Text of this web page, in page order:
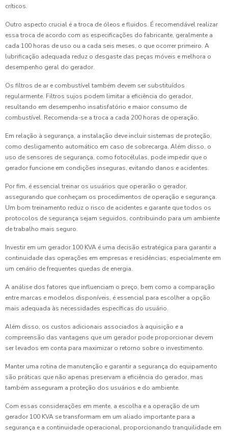
críticos.
Outro aspecto crucial é a troca de óleos e fluidos. É recomendável realizar
essa troca de acordo com as especificações do fabricante, geralmente a
cada 100 horas de uso ou a cada seis meses, o que ocorrer primeiro. A
lubrificação adequada reduz o desgaste das peças móveis e melhora o
desempenho geral do gerador.
Os filtros de ar e combustível também devem ser substituídos
regularmente. Filtros sujos podem limitar a eficiência do gerador,
resultando em desempenho insatisfatório e maior consumo de
combustível. Recomenda-se a troca a cada 200 horas de operação.
Em relação à segurança, a instalação deve incluir sistemas de proteção,
como desligamento automático em caso de sobrecarga. Além disso, o
uso de sensores de segurança, como fotocélulas, pode impedir que o
gerador funcione em condições inseguras, evitando danos e acidentes.
Por fim, é essencial treinar os usuários que operarão o gerador,
assegurando que conheçam os procedimentos de operação e segurança.
Um bom treinamento reduz o risco de acidentes e garante que todos os
protocolos de segurança sejam seguidos, contribuindo para um ambiente
de trabalho mais seguro.
Investir em um gerador 100 KVA é uma decisão estratégica para garantir a
continuidade das operações em empresas e residências, especialmente em
um cenário de frequentes quedas de energia.
A análise dos fatores que influenciam o preço, bem como a comparação
entre marcas e modelos disponíveis, é essencial para escolher a opção
mais adequada às necessidades específicas do usuário.
Além disso, os custos adicionais associados à aquisição e a
compreensão das vantagens que um gerador pode proporcionar devem
ser levados em conta para maximizar o retorno sobre o investimento.
Manter uma rotina de manutenção e garantir a segurança do equipamento
são práticas que não apenas preservam a eficiência do gerador, mas
também asseguram a proteção dos usuários e do ambiente.
Com essas considerações em mente, a escolha e a operação de um
gerador 100 KVA se transformam em um aliado importante para a
segurança e a continuidade operacional, proporcionando tranquilidade em